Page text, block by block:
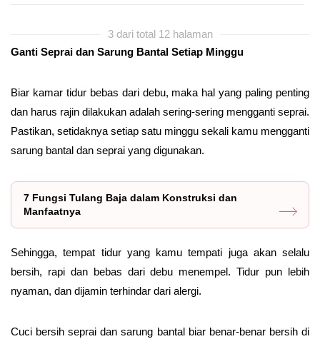
3 dari total 12 halaman
Ganti Seprai dan Sarung Bantal Setiap Minggu
Biar kamar tidur bebas dari debu, maka hal yang paling penting
dan harus rajin dilakukan adalah sering-sering mengganti seprai.
Pastikan, setidaknya setiap satu minggu sekali kamu mengganti
sarung bantal dan seprai yang digunakan.
7 Fungsi Tulang Baja dalam Konstruksi dan
Manfaatnya
Sehingga, tempat tidur yang kamu tempati juga akan selalu
bersih, rapi dan bebas dari debu menempel. Tidur pun lebih
nyaman, dan dijamin terhindar dari alergi.
Cuci bersih seprai dan sarung bantal biar benar-benar bersih di